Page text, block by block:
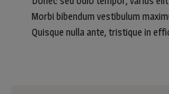
Morbi bibendum vestibulum
Quisque nulla ante, tristique in